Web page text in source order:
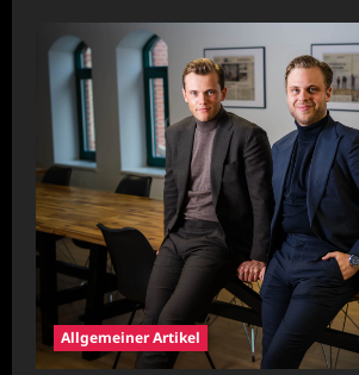
Allgemeiner Artikel